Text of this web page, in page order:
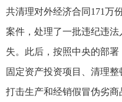
共清理对外经济合同171万
案件，处理了一批违纪违
失。此后，按照中央的部
固定资产投资项目、清理整
打击生产和经销假冒伪劣